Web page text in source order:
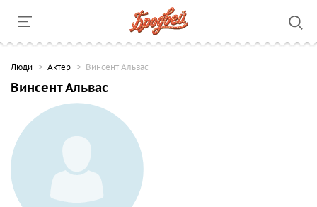
Люди Актер Винсент Альвас
Винсент Альвас